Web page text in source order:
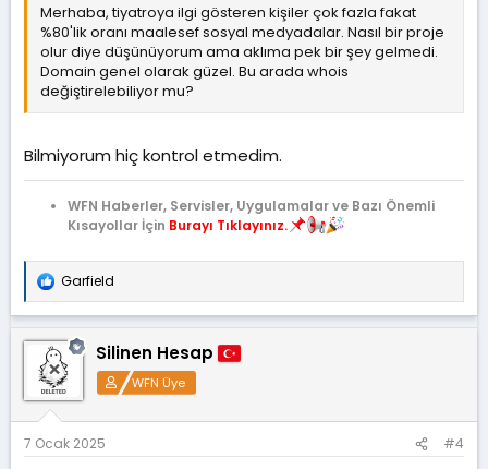
Merhaba, tiyatroya ilgi gösteren kişiler çok fazla fakat
%80'lik oranı maalesef sosyal medyadalar. Nasıl bir proje
olur diye düşünüyorum ama aklıma pek bir şey gelmedi.
Domain genel olarak güzel. Bu arada whois
değiştirelebiliyor mu?
Bilmiyorum hiç kontrol etmedim.
WFN Haberler, Servisler, Uygulamalar ve Bazı Önemli
Kısayollar İçin Burayı Tıklayınız.
T
e
p
k
l
e
:
Garfield
Silinen Hesap
WFN Üye
7 Ocak 2025 #4